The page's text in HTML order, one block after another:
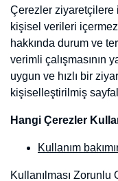
sitesinin kullanıcının
dosyalarıdır.
Çerezler, ziyaret ettiğiniz
oluşturulurlar. Böylelikle
sunucu bunu anlayabilir.
ziyaretçinin siteyi
benzetilebilir.
verileri içermezler.
kişisel ihtiyaçlarınıza
tanır.